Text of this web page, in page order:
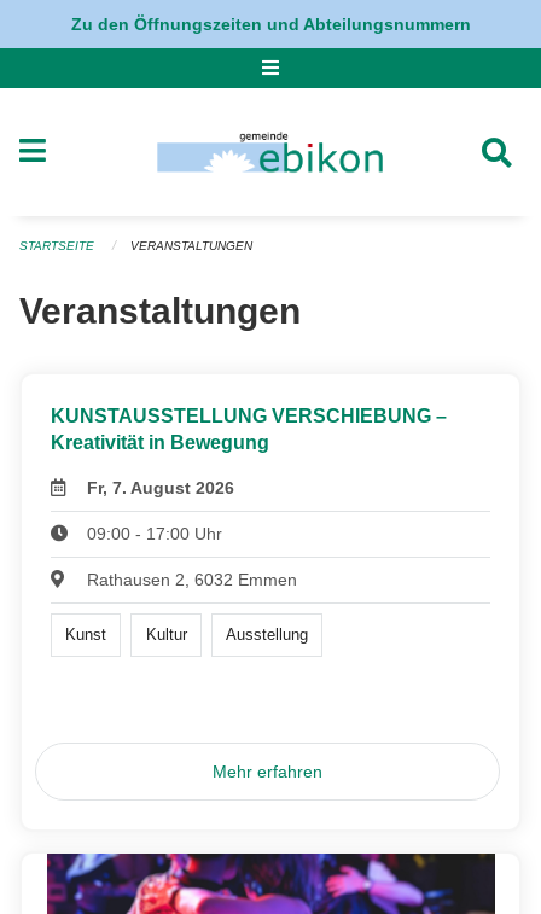
Navigation überspringen
Zu den Öffnungszeiten und Abteilungsnummern
STARTSEITE VERANSTALTUNGEN
Veranstaltungen
KUNSTAUSSTELLUNG VERSCHIEBUNG –
Kreativität in Bewegung
Fr, 7. August 2026
09:00 - 17:00 Uhr
Rathausen 2, 6032 Emmen
Kunst Kultur Ausstellung
Mehr erfahren